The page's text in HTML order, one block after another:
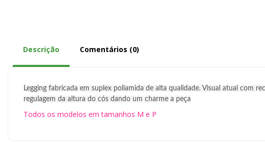
Descrição Comentários (0)
Legging fabricada em suplex poliamida de alta qualidade. Visual atual com
regulagem da altura do cós dando um charme a peça
Todos os modelos em tamanhos M e P